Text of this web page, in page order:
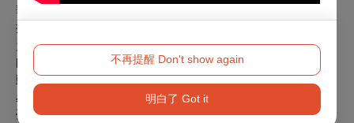
不再提醒 Don't show again
明白了 Got it
華博士，為落實「合唱種子紮根」，於2017年9月成立。秉持
推廣「兒童合唱音樂教育」的理念，特別聘請兒童合唱專業師
資：陳郁心老師及林姿均老師，共同擔任合唱指導及律動講
師，為中部第一個使用「柯大宜教學法」及「達克羅士音樂律
動教學法」之兒童合唱團。
星光兒童少年合唱團
臺中市星光兒童少年合唱團將以純真歡愉且溫暖內斂的歌聲，